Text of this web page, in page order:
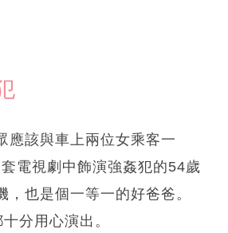
應該與車上兩位女乘客一
電視劇中飾演強姦犯的54歲
也是個一等一的好爸爸。
分用心演出。